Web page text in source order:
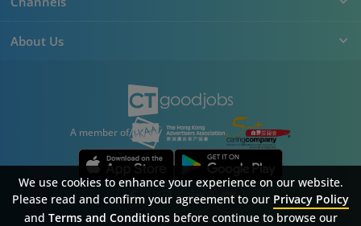
About Us
A member of
SitemapFAQPrivacy PolicyTerms & Conditions
We use cookies to enhance your experience on our website.
Please read and confirm your agreement to our Privacy Policy
and Terms and Conditionsbefore continue to browse our